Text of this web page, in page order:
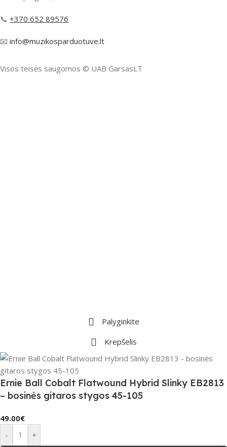
📞 +370 652 89576
📧 info@muzikosparduotuve.lt
Visos teisės saugomos ©️ UAB GarsasLT
Palyginkite
Krepšelis
Ernie Ball Cobalt Flatwound Hybrid Slinky EB2813
– bosinės gitaros stygos 45-105
49.00€
-
+